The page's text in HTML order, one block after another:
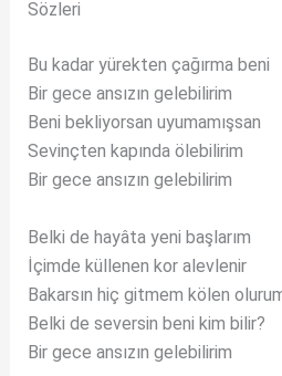
Sözleri
Bu kadar yürekten çağırma beni
Bir gece ansızın gelebilirim
Beni bekliyorsan uyumamışsan
Sevinçten kapında ölebilirim
Bir gece ansızın gelebilirim
Belki de hayâta yeni başlarım
İçimde küllenen kor alevlenir
Bakarsın hiç gitmem kölen
Belki de seversin beni kim bilir?
Bir gece ansızın gelebilirim